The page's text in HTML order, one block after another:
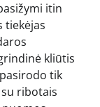
itin
tiekėjas
kliūtis
tik
ribotais